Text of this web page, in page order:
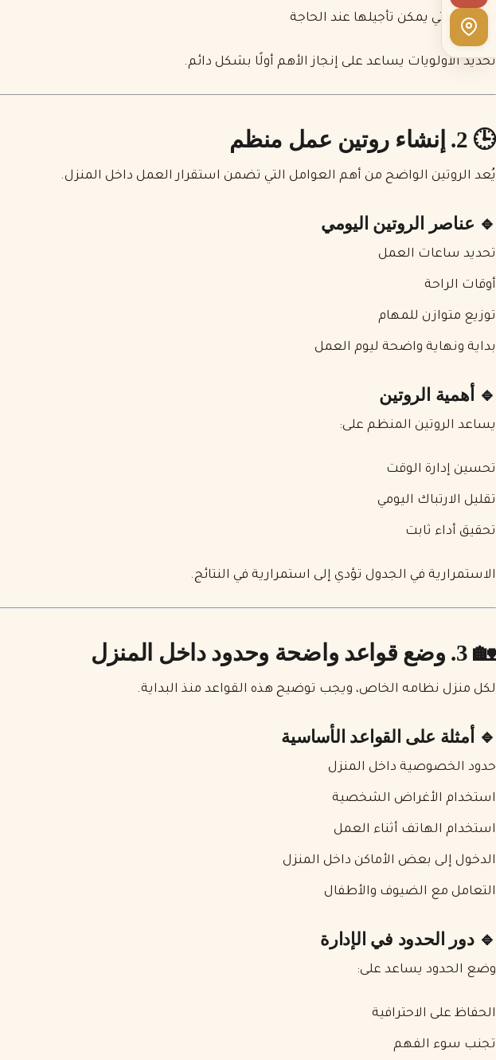
المهام التي يمكن تأجيلها عند الحاجة
تحديد الأولويات يساعد على إنجاز الأهم أولًا بشكل دائم.
🕒 2. إنشاء روتين عمل منظم
يُعد الروتين الواضح من أهم العوامل التي تضمن استقرار العمل داخل المنزل.
🔹 عناصر الروتين اليومي
تحديد ساعات العمل
أوقات الراحة
توزيع متوازن للمهام
بداية ونهاية واضحة ليوم العمل
🔹 أهمية الروتين
يساعد الروتين المنظم على:
تحسين إدارة الوقت
تقليل الارتباك اليومي
تحقيق أداء ثابت
الاستمرارية في الجدول تؤدي إلى استمرارية في النتائج.
🏡 3. وضع قواعد واضحة وحدود داخل المنزل
لكل منزل نظامه الخاص، ويجب توضيح هذه القواعد منذ البداية.
🔹 أمثلة على القواعد الأساسية
حدود الخصوصية داخل المنزل
استخدام الأغراض الشخصية
استخدام الهاتف أثناء العمل
الدخول إلى بعض الأماكن داخل المنزل
التعامل مع الضيوف والأطفال
🔹 دور الحدود في الإدارة
وضع الحدود يساعد على:
الحفاظ على الاحترافية
تجنب سوء الفهم